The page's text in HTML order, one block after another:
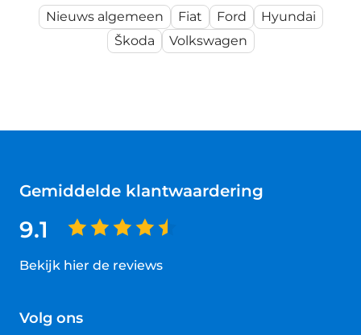
Nieuws algemeen Fiat Ford
Hyundai
Škoda
Volkswagen
Gemiddelde klantwaardering
9.1
Bekijk hier de reviews
van
Volg ons